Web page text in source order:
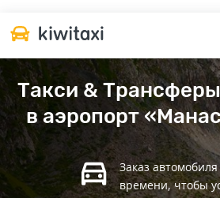
Такси &
в аэропорт
Заказ
времени, чтобы